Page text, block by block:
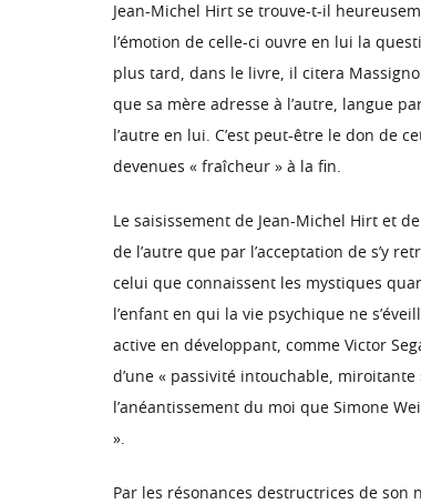
Jean-Michel Hirt se trouve-t-il
l’émotion de celle-ci ouvre en lui la
plus tard, dans le livre, il citera
que sa mère adresse à l’autre, langue
l’autre en lui. C’est peut-être le don de
devenues « fraîcheur » à la fin.
Le saisissement de Jean-Michel Hirt et
de l’autre que par l’acceptation de s’y
celui que connaissent les mystiques
l’enfant en qui la vie psychique ne
active en développant, comme Victor
d’une « passivité intouchable,
l’anéantissement du moi que Simone
».
Par les résonances destructrices de son